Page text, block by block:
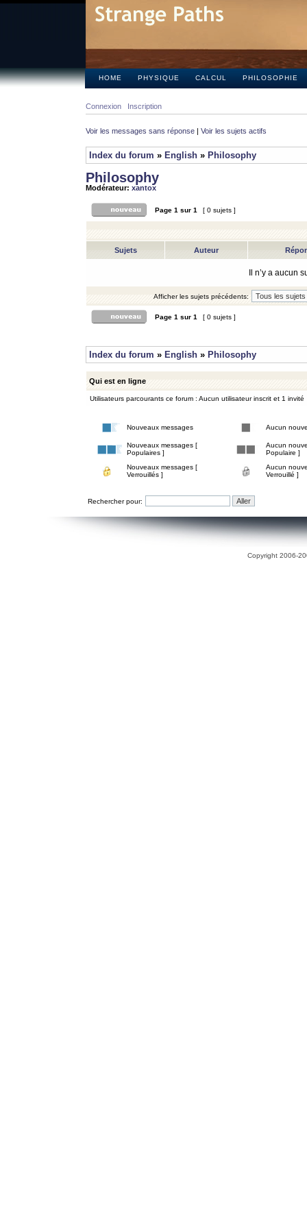
HOME PHYSIQUE CALCUL PHILOSOPHIE
Connexion Inscription
Voir les messages sans réponse | Voir les sujets actifs
Index du forum » English » Philosophy
Philosophy
Modérateur: xantox
Page 1 sur 1 [ 0 sujets ]
Sujets Auteur
Il n’y a aucun
Afficher les sujets précédents:
Page 1 sur 1 [ 0 sujets ]
Index du forum » English » Philosophy
Qui est en ligne
Utilisateurs parcourants ce forum : Aucun utilisateur inscrit et 1 invité
Nouveaux messages Aucun
Nouveaux messages [
Populaires ]
Aucun
Populaire ]
Nouveaux messages [
Verrouillés ]
Aucun
Verrouillé ]
Rechercher pour:
Copyright 2006-